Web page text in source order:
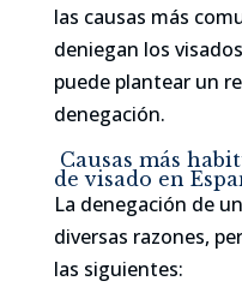
las causas más
deniegan los
puede plantear un
denegación.
Causas más
de visado en
La denegación de
diversas razones,
las siguientes: